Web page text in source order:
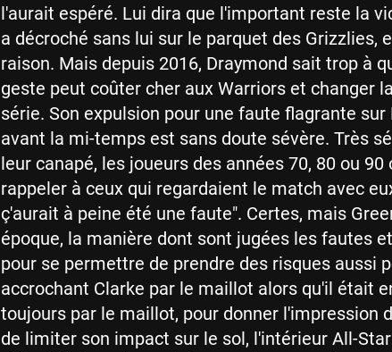
l'aurait espéré. Lui dira que l'important reste la
a décroché sans lui sur le parquet des Grizzlies,
raison. Mais depuis 2016, Draymond sait trop à
geste peut coûter cher aux Warriors et changer
série. Son expulsion pour une faute flagrante sur
avant la mi-temps est sans doute sévère. Très
leur canapé, les joueurs des années 70, 80 ou
rappeler à ceux qui regardaient le match avec
ç'aurait à peine été une faute". Certes, mais
époque, la manière dont sont jugées les fautes
pour se permettre de prendre des risques aussi
accrochant Clarke par le maillot alors qu'il était
toujours par le maillot, pour donner l'impression
de limiter son impact sur le sol, l'intérieur All-